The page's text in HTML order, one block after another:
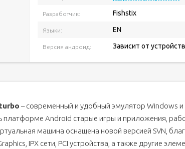
Разработчик: Fishstix
Языки: EN
Версия андроид: Зависит от
– современный и удобный эмулятор Windows
платформе Android старые игры и приложения,
машина оснащена новой версией SVN,
IPX сети, PCI устройства, а также другие